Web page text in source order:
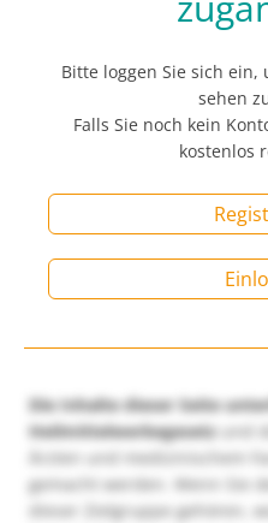
Bitte loggen Sie sich
sehen
Falls Sie noch kein
kostenlos
Die Inhalte dieser Seite
Heilmittelwerbegesetzund
Ärzten und medizinischem
gemacht werden. Wenn Sie
dieser Zielgruppe gehören,